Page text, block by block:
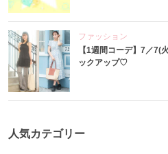
ファッション
【1週間コーデ】7／7(
ックアップ♡
人気カテゴリー